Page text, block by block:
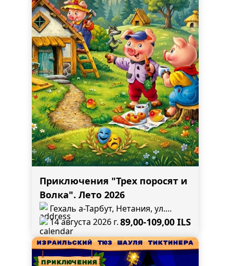
Приключения "Трех поросят и
Волка". Лето 2026
Гехаль а-Тарбут, Нетания, ул.
Разиель, 4
14 августа 2026 г.89,00-109,00 ILS